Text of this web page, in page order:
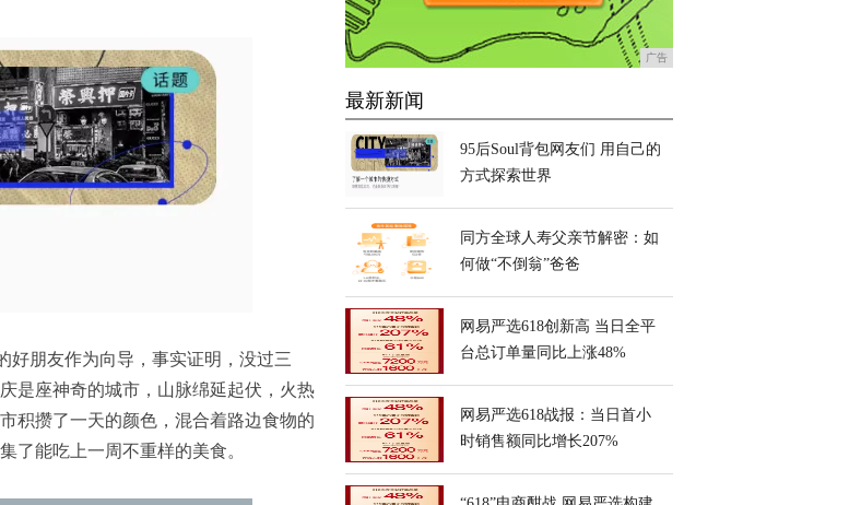
好朋友作为向导，事实证明，没过三
是座神奇的城市，山脉绵延起伏，火热
积攒了一天的颜色，混合着路边食物的
了能吃上一周不重样的美食。
广告
最新新闻
95后Soul背包网友们 用自己的
方式探索世界
同方全球人寿父亲节解密：如
何做“不倒翁”爸爸
网易严选618创新高 当日全平
台总订单量同比上涨48%
网易严选618战报：当日首小
时销售额同比增长207%